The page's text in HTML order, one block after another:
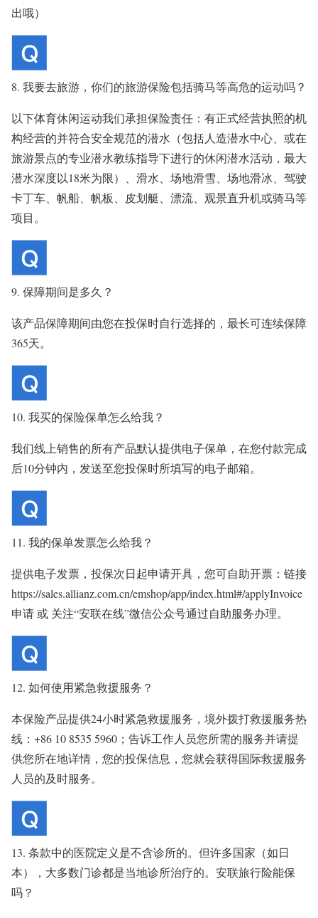
出哦）
8. 我要去旅游，你们的旅游保险包括骑马等高危的运动吗？
以下体育休闲运动我们承担保险责任：有正式经营执照的机
构经营的并符合安全规范的潜水（包括人造潜水中心、或在
旅游景点的专业潜水教练指导下进行的休闲潜水活动，最大
潜水深度以18米为限）、滑水、场地滑雪、场地滑冰、驾驶
卡丁车、帆船、帆板、皮划艇、漂流、观景直升机或骑马等
项目。
9. 保障期间是多久？
该产品保障期间由您在投保时自行选择的，最长可连续保障
365天。
10. 我买的保险保单怎么给我？
我们线上销售的所有产品默认提供电子保单，在您付款完成
后10分钟内，发送至您投保时所填写的电子邮箱。
11. 我的保单发票怎么给我？
提供电子发票，投保次日起申请开具，您可自助开票：链接
https://sales.allianz.com.cn/emshop/app/index.html#/applyInvoice
申请 或 关注“安联在线”微信公众号通过自助服务办理。
12. 如何使用紧急救援服务？
本保险产品提供24小时紧急救援服务，境外拨打救援服务热
线：+86 10 8535 5960；告诉工作人员您所需的服务并请提
供您所在地详情，您的投保信息，您就会获得国际救援服务
人员的及时服务。
13. 条款中的医院定义是不含诊所的。但许多国家（如日
本），大多数门诊都是当地诊所治疗的。安联旅行险能保
吗？